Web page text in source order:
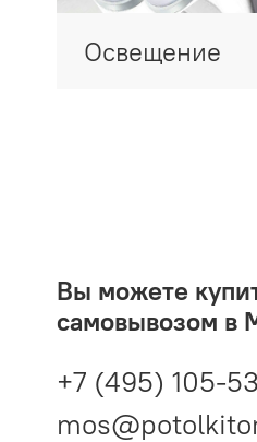
Освещение
Вы можете
самовывозом в
+7 (495) 105-